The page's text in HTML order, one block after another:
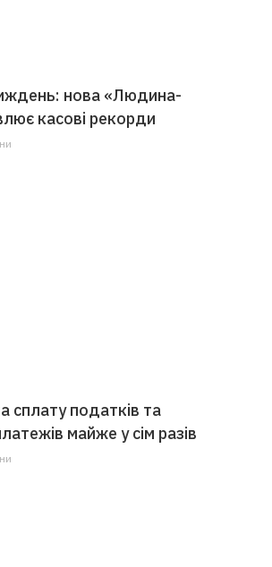
нова «Людина-
касові рекорди
сплату податків та
майже у сім разів